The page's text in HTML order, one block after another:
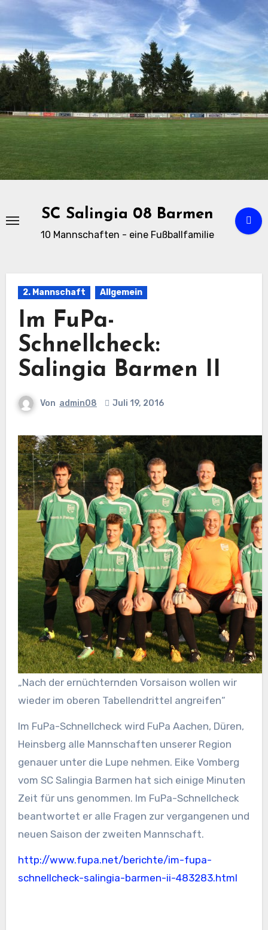
Zu
Inhalten
springen
SC Salingia 08 Barmen
10 Mannschaften - eine Fußballfamilie
2. Mannschaft Allgemein
Im FuPa-
Schnellcheck:
Salingia Barmen II
Von admin08 Juli 19, 2016
„Nach der ernüchternden Vorsaison wollen wir
wieder im oberen Tabellendrittel angreifen“
Im FuPa-Schnellcheck wird FuPa Aachen, Düren,
Heinsberg alle Mannschaften unserer Region
genauer unter die Lupe nehmen. Eike Vomberg
vom SC Salingia Barmen hat sich einige Minuten
Zeit für uns genommen. Im FuPa-Schnellcheck
beantwortet er alle Fragen zur vergangenen und
neuen Saison der zweiten Mannschaft.
http://www.fupa.net/berichte/im-fupa-
schnellcheck-salingia-barmen-ii-483283.html